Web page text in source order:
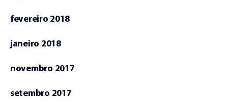
fevereiro 2018
janeiro 2018
novembro 2017
setembro 2017